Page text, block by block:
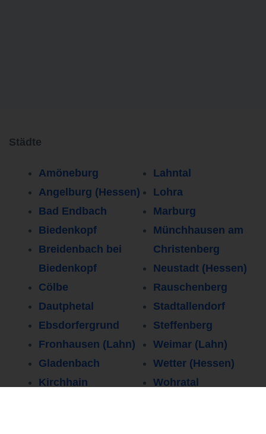
Städte
Amöneburg
Angelburg (Hessen)
Bad Endbach
Biedenkopf
Breidenbach bei
Biedenkopf
Cölbe
Dautphetal
Ebsdorfergrund
Fronhausen (Lahn)
Gladenbach
Kirchhain
Lahntal
Lohra
Marburg
Münchhausen am
Christenberg
Neustadt (Hessen)
Rauschenberg
Stadtallendorf
Steffenberg
Weimar (Lahn)
Wetter (Hessen)
Wohratal